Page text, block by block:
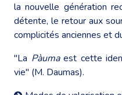
la nouvelle génération
détente, le retour aux
complicités anciennes et
"La Pàumaest cette
vie" (M. Daumas).